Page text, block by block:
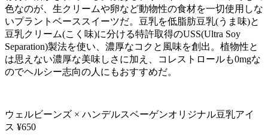
色なのが、生クリームや卵など動物性の食材を一切使用しな
いプラントベーススイーツだ。豆乳を低脂肪豆乳(うま味)と
豆乳クリーム(こく味)に分ける特許取得のUSS(Ultra Soy
Separation)製法を使い、濃厚なコクと風味を創出。植物性と
は思えない濃厚な美味しさに加え、コレストロールも0mgな
のでヘルシー志向の人にもおすすめだ。
ウェルビーンズ × ハンデルスベーゲンオリジナル豆乳アイ
ス ¥650